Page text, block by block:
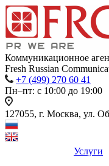
Коммуникационное
Fresh Russian
+7 (499) 270 60 41
Пн–пт: с 10:00 до 19:00
127055, г. Москва, ул.
Услуги